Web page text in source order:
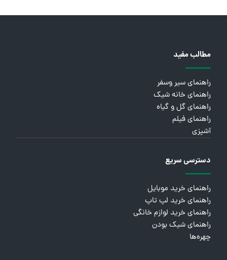
مطالب مفید
راهنمای سیر وسفر
راهنمای خانه شیک
راهنمای گل و گیاه
راهنمای فیلم
آشپزی
دسترسی سریع
راهنمای خرید موبایل
راهنمای خرید لپ تاپ
راهنمای خرید لوازم خانگی
راهنمای شیک بودن
چهره‌ها